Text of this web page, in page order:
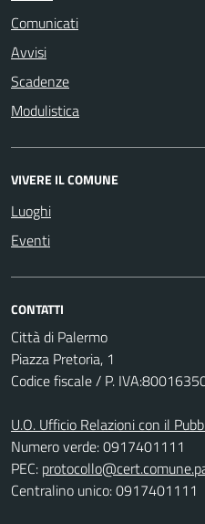
Comunicati
Avvisi
Scadenze
Modulistica
VIVERE IL COMUNE
Luoghi
Eventi
CONTATTI
Città di Palermo
Piazza Pretoria, 1
Codice fiscale / P.
U.O. Ufficio Relazioni con il
Numero verde: 0917401111
PEC:
Centralino unico: 0917401111